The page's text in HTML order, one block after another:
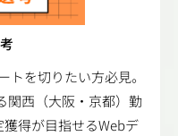
を切りたい方必見。
関西（大阪・京都）勤
得が目指せるWebデ